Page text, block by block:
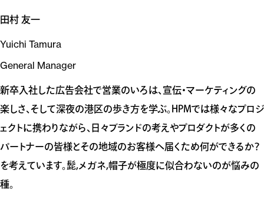
田村 友一
Yuichi Tamura
General Manager
新卒入社した広告会社で営業のいろは、宣伝・マーケティングの
楽しさ、そして深夜の港区の歩き方を学ぶ。HPMでは様々なプロジ
ェクトに携わりながら、日々ブランドの考えやプロダクトが多くの
パートナーの皆様とその地域のお客様へ届くため何ができるか？
を考えています。髭,メガネ,帽子が極度に似合わないのが悩みの
種。